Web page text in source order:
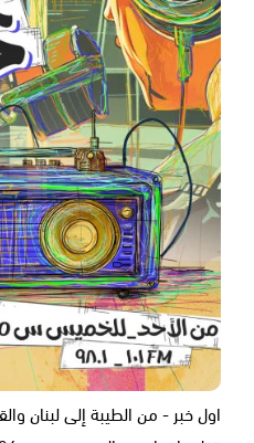
اول خبر - من الطيبة إلى لبنان